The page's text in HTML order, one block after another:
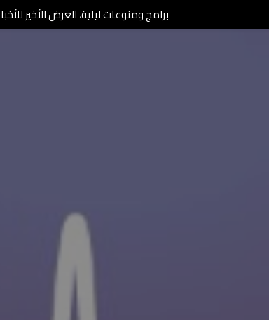
برامج ومنوعات ليلية، العرض الأخير